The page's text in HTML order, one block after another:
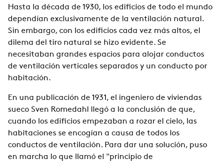
Hasta la década de 1930, los edificios de todo el mundo
dependían exclusivamente de la ventilación natural.
Sin embargo, con los edificios cada vez más altos, el
dilema del tiro natural se hizo evidente. Se
necesitaban grandes espacios para alojar conductos
de ventilación verticales separados y un conducto por
habitación.
En una publicación de 1931, el ingeniero de viviendas
sueco Sven Romedahl llegó a la conclusión de que,
cuando los edificios empezaban a rozar el cielo, las
habitaciones se encogían a causa de todos los
conductos de ventilación. Para dar una solución, puso
en marcha lo que llamó el "principio de